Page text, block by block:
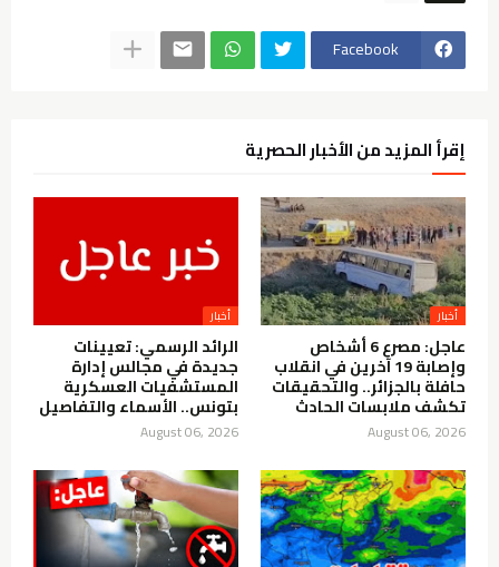
Facebook
إقرأ المزيد من الأخبار الحصرية
أخبار
عاجل: مصرع 6 أشخاص
وإصابة 19 آخرين في انقلاب
حافلة بالجزائر.. والتحقيقات
تكشف ملابسات الحادث
August 06, 2026
أخبار
الرائد الرسمي: تعيينات
جديدة في مجالس إدارة
المستشفيات العسكرية
بتونس.. الأسماء والتفاصيل
August 06, 2026